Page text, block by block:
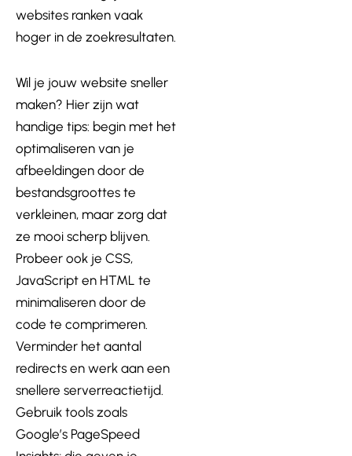
websites ranken vaak
hoger in de zoekresultaten.
Wil je jouw website sneller
maken? Hier zijn wat
handige tips: begin met het
optimaliseren van je
afbeeldingen door de
bestandsgroottes te
verkleinen, maar zorg dat
ze mooi scherp blijven.
Probeer ook je CSS,
JavaScript en HTML te
minimaliseren door de
code te comprimeren.
Verminder het aantal
redirects en werk aan een
snellere serverreactietijd.
Gebruik tools zoals
Google’s PageSpeed